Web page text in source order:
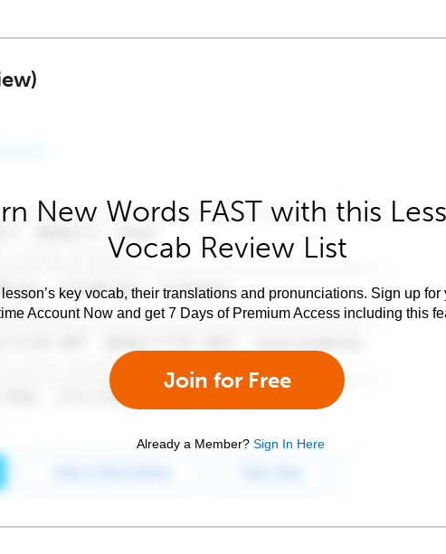
New Words FAST with this
Vocab Review List
key vocab, their translations and pronunciations. Sign up for
Account Now and get 7 Days of Premium Access including this
Join for Free
Already a Member? Sign In Here